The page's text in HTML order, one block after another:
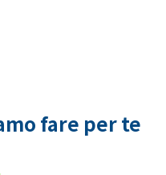
fare per te